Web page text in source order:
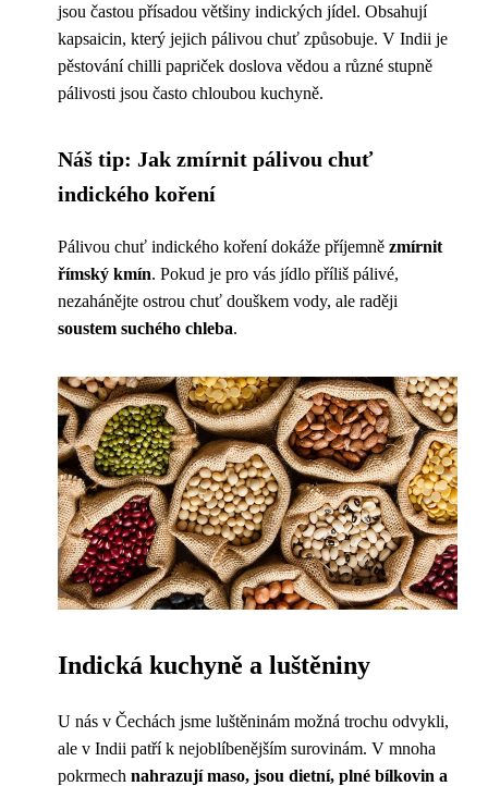
jsou častou přísadou většiny indických jídel. Obsahují
kapsaicin, který jejich pálivou chuť způsobuje. V Indii je
pěstování chilli papriček doslova vědou a různé stupně
pálivosti jsou často chloubou kuchyně.
Náš tip: Jak zmírnit pálivou chuť
indického koření
Pálivou chuť indického koření dokáže příjemně zmírnit
římský kmín. Pokud je pro vás jídlo příliš pálivé,
nezahánějte ostrou chuť douškem vody, ale raději
soustem suchého chleba.
Indická kuchyně a luštěniny
U nás v Čechách jsme luštěninám možná trochu odvykli,
ale v Indii patří k nejoblíbenějším surovinám. V mnoha
pokrmech nahrazují maso, jsou dietní, plné bílkovin a